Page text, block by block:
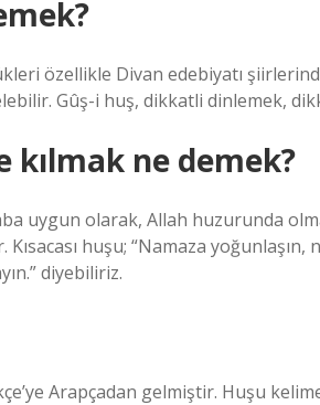
özellikle Divan edebiyatı
Gûş-i huş, dikkatli dinlemek,
kılmak ne demek?
uygun olarak, Allah huzurunda
huşu; “Namaza
diyebiliriz.
Arapçadan gelmiştir. Huşu